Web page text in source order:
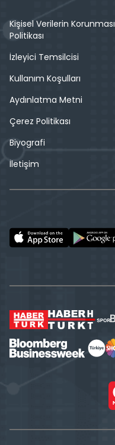
Kişisel Verilerin Korunması
Politikası
İzleyici Temsilcisi
Kullanım Koşulları
Aydınlatma Metni
Çerez Politikası
Biyografi
İletişim